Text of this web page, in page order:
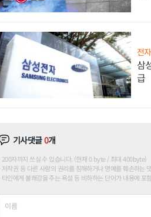
전
삼
급
기사댓글0개
200자까지 쓰실 수 있습니다. (현재 0 byte / 최대 400byte)
저작권 등 다른 사람의 권리를 침해하거나 명예를 훼손하는
타인에게 불쾌감을 주는 욕설 등 비하하는 단어가 내용에